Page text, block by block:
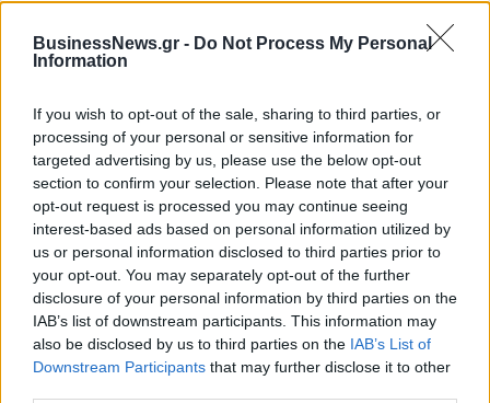
BusinessNews.gr - Do Not Process My Personal
Information
If you wish to opt-out of the sale, sharing to third parties, or
processing of your personal or sensitive information for
targeted advertising by us, please use the below opt-out
section to confirm your selection. Please note that after your
opt-out request is processed you may continue seeing
interest-based ads based on personal information utilized by
us or personal information disclosed to third parties prior to
your opt-out. You may separately opt-out of the further
disclosure of your personal information by third parties on the
IAB’s list of downstream participants. This information may
also be disclosed by us to third parties on the IAB’s List of
Downstream Participants that may further disclose it to other
ΔΗΜΟΦΙΛΗ
Χρηματιστήριο Αθηνών: Εβδομαδιαία άνοδος
1,76%, κέρδη 23,31% από τις αρχές του έτους
08/08/2026 - 12:36 ΟΙΚΟΝΟΜΙΑ
Διευρύνεται η πρωτοβουλία για τις τιμές στο ράφι
με 916 προϊόντα
08/08/2026 - 12:12 ΛΙΑΝΕΜΠΟΡΙΟ
Ειδικό Χωροταξικό για τον Τουρισμό: Οι νέοι
κανόνες για επενδύσεις, νησιά και προορισμούς
υπό πίεση